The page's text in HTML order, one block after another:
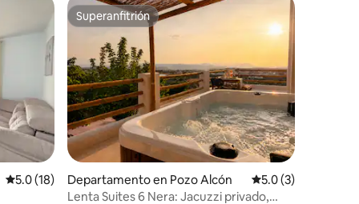
Calificación promedio: 5.0 de 5; 18 evaluaciones
5.0 (18)
Superanfitrión
Superanfitrión
Departamento en Pozo Alcón Calificación
5.0 (3)
Lenta Suites 6 Nera: Jacuzzi privado,